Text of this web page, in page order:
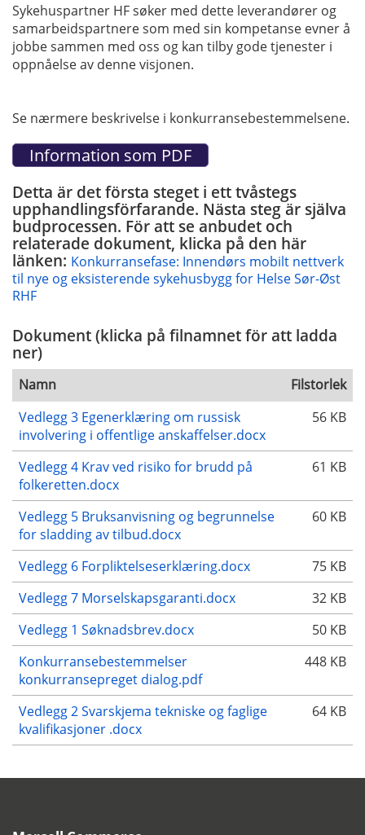
Sykehuspartner HF søker med dette leverandører og
samarbeidspartnere som med sin kompetanse evner å
jobbe sammen med oss og kan tilby gode tjenester i
oppnåelse av denne visjonen.
Se nærmere beskrivelse i konkurransebestemmelsene.
Detta är det första steget i ett tvåstegs
upphandlingsförfarande. Nästa steg är själva
budprocessen. För att se anbudet och
relaterade dokument, klicka på den här
länken: Konkurransefase: Innendørs mobilt nettverk
til nye og eksisterende sykehusbygg for Helse Sør-Øst
RHF
Dokument (klicka på filnamnet för att ladda
ner)
Namn
Filstorlek
Vedlegg 3 Egenerklæring om russisk
involvering i offentlige anskaffelser.docx
56 KB
Vedlegg 4 Krav ved risiko for brudd på
folkeretten.docx
61 KB
Vedlegg 5 Bruksanvisning og begrunnelse
for sladding av tilbud.docx
60 KB
Vedlegg 6 Forpliktelseserklæring.docx
75 KB
Vedlegg 7 Morselskapsgaranti.docx
32 KB
Vedlegg 1 Søknadsbrev.docx
50 KB
Konkurransebestemmelser
konkurransepreget dialog.pdf
448 KB
Vedlegg 2 Svarskjema tekniske og faglige
kvalifikasjoner .docx
64 KB